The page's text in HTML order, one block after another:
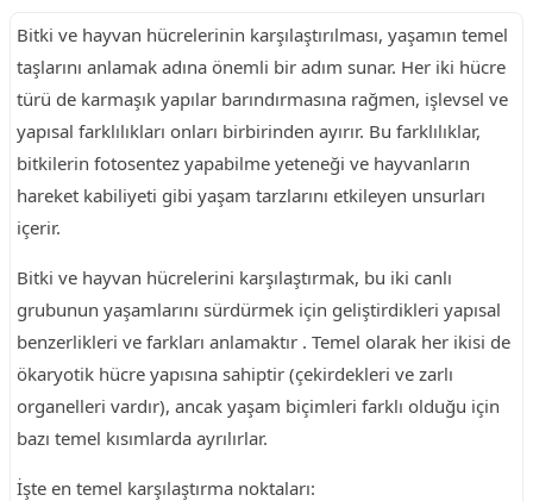
Bitki ve hayvan hücrelerinin karşılaştırılması, yaşamın temel
taşlarını anlamak adına önemli bir adım sunar. Her iki hücre
türü de karmaşık yapılar barındırmasına rağmen, işlevsel ve
yapısal farklılıkları onları birbirinden ayırır. Bu farklılıklar,
bitkilerin fotosentez yapabilme yeteneği ve hayvanların
hareket kabiliyeti gibi yaşam tarzlarını etkileyen unsurları
içerir.
Bitki ve hayvan hücrelerini karşılaştırmak, bu iki canlı
grubunun yaşamlarını sürdürmek için geliştirdikleri yapısal
benzerlikleri ve farkları anlamaktır . Temel olarak her ikisi de
ökaryotik hücre yapısına sahiptir (çekirdekleri ve zarlı
organelleri vardır), ancak yaşam biçimleri farklı olduğu için
bazı temel kısımlarda ayrılırlar.
İşte en temel karşılaştırma noktaları: